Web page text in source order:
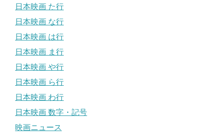
日本映画 た行
日本映画 な行
日本映画 は行
日本映画 ま行
日本映画 や行
日本映画 ら行
日本映画 わ行
日本映画 数字・記号
映画ニュース